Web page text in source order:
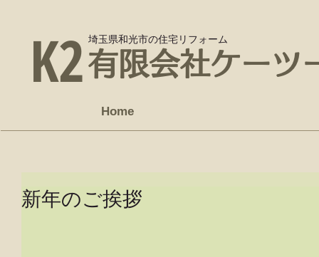
埼玉県和光市の住宅リフォーム
有限会社ケーツ
K2
Home
新年のご挨拶